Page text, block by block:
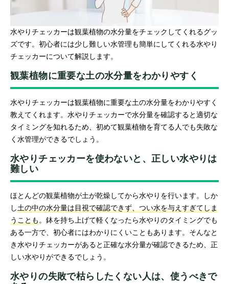
水やりチェッカーは観葉植物の水分量をチェックしてくれるグッ
ズです。初心者には少し難しい水管理も簡単にしてくれる水やり
チェッカーについて解説します。
観葉植物に重要な土の水分量をわかりやすく
水やりチェッカーは観葉植物に重要な土の水分量をわかりやすく
教えてくれます。水やりチェッカーで水分量を確認すると適切な
タイミングを知れるため、初めて観葉植物を育てる人でも失敗な
く水管理ができるでしょう。
水やりチェッカーを使わないと、正しい水やりは
難しい
ほとんどの観葉植物が土が乾燥してから水やりを行います。しか
し土の中の水分量は目視で確認できず、つい水を与えすぎてしま
うことも。鉢を持ち上げて軽くなったら水やりのタイミングでも
ある一方で、初心者にはわかりにくいこともあります。そんなと
き水やりチェッカーがあると正確な水分量が確認できるため、正
しい水やりができるでしょう。
水やりの失敗で枯らしたくない人は、使うべきで